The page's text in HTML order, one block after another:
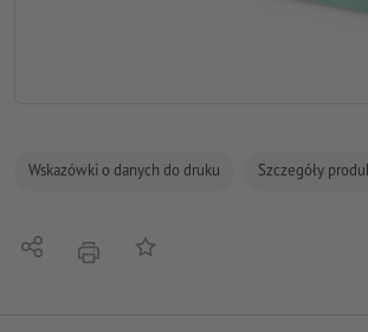
Wskazówki o danych do druku Szczegóły
UdostępnijNacisnąćDo listy obserwowanych